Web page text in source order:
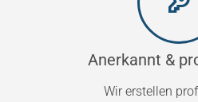
Anerkannt &
Wir erstellen